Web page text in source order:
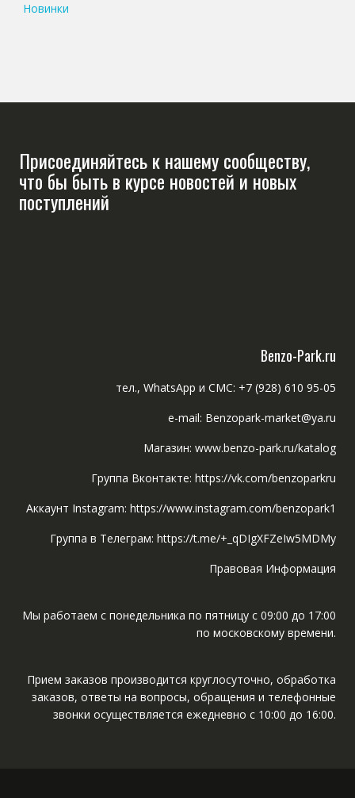
Новинки
Присоединяйтесь к нашему сообществу,
что бы быть в курсе новостей и новых
поступлений
Benzo-Park.ru
тел., WhatsApp и СМС: +7 (928) 610 95-05
e-mail: Benzopark-market@ya.ru
Магазин: www.benzo-park.ru/katalog
Группа Вконтакте: https://vk.com/benzoparkru
Аккаунт Instagram: https://www.instagram.com/benzopark1
Группа в Телеграм: https://t.me/+_qDIgXFZeIw5MDMy
Правовая Информация
Мы работаем с понедельника по пятницу с 09:00 до 17:00
по московскому времени.
Прием заказов производится круглосуточно, обработка
заказов, ответы на вопросы, обращения и телефонные
звонки осуществляется ежедневно с 10:00 до 16:00.